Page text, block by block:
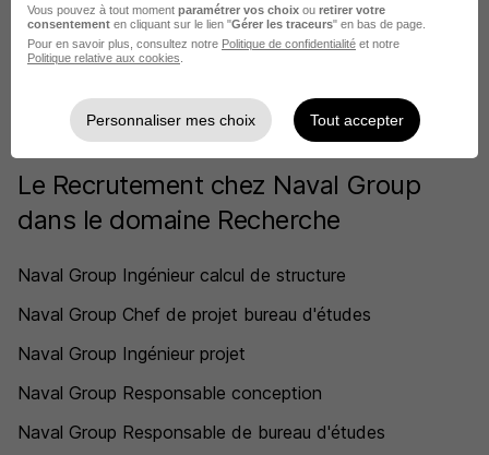
Rendre mon CV visible
Le Recrutement chez Naval Group
dans le domaine Recherche
Naval Group Ingénieur calcul de structure
Naval Group Chef de projet bureau d'études
Naval Group Ingénieur projet
Naval Group Responsable conception
Naval Group Responsable de bureau d'études
Vous pouvez à tout moment paramétrer vos choix ou retirer votre
consentement en cliquant sur le lien "Gérer les traceurs" en bas de page.
Pour en savoir plus, consultez notre Politique de confidentialité et notre
Politique relative aux cookies
Personnaliser mes choix Tout accepter